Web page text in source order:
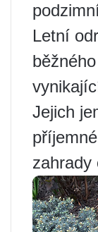
Letní
Jejich
zahrady